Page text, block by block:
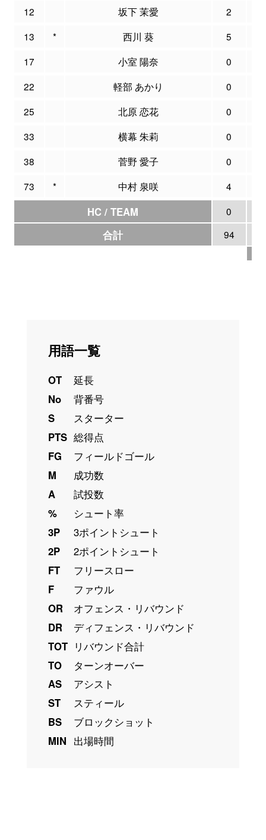
12 坂下 茉愛 2
13
* 西川 葵 5
17
小室 陽奈 0
22
軽部 あかり 0
25
北原 恋花 0
33
横幕 朱莉 0
38
菅野 愛子 0
73
* 中村 泉咲 4
HC / TEAM 0
合計 94
用語一覧
OT
延長
No
背番号
S
スターター
PTS 総得点
FG
フィールドゴール
M
成功数
A
試投数
%
シュート率
3P
3ポイントシュート
2P
2ポイントシュート
FT
フリースロー
F
ファウル
OR
オフェンス・リバウンド
DR
ディフェンス・リバウンド
TOT リバウンド合計
TO
ターンオーバー
AS
アシスト
ST
スティール
BS
ブロックショット
MIN 出場時間